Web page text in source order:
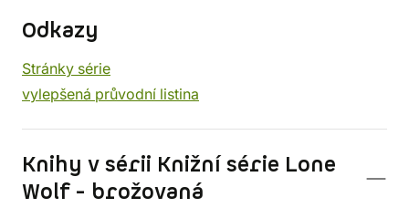
Odkazy
Stránky série
vylepšená průvodní listina
Knihy v sérii Knižní série Lone
Wolf - brožovaná